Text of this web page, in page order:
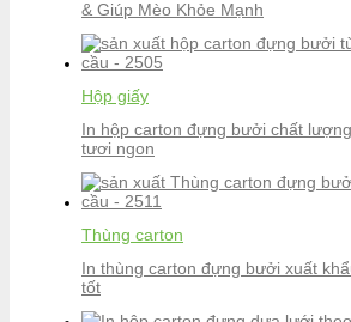
& Giúp Mèo Khỏe Mạnh
Hộp giấy
In hộp carton đựng bưởi chất
tươi ngon
Thùng carton
In thùng carton đựng bưởi xuất
tốt